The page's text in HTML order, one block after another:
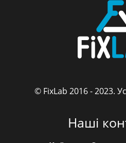
© FixLab 2016 - 2023.
Наші